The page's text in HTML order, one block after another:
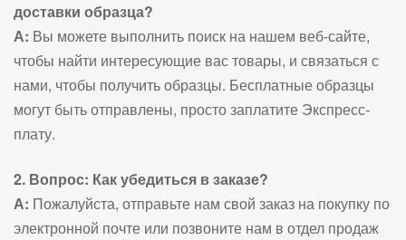
доставки образца?
А: Вы можете выполнить поиск на нашем веб-сайте,
чтобы найти интересующие вас товары, и связаться с
нами, чтобы получить образцы. Бесплатные образцы
могут быть отправлены, просто заплатите Экспресс-
плату.
2. Вопрос: Как убедиться в заказе?
А: Пожалуйста, отправьте нам свой заказ на покупку по
электронной почте или позвоните нам в отдел продаж